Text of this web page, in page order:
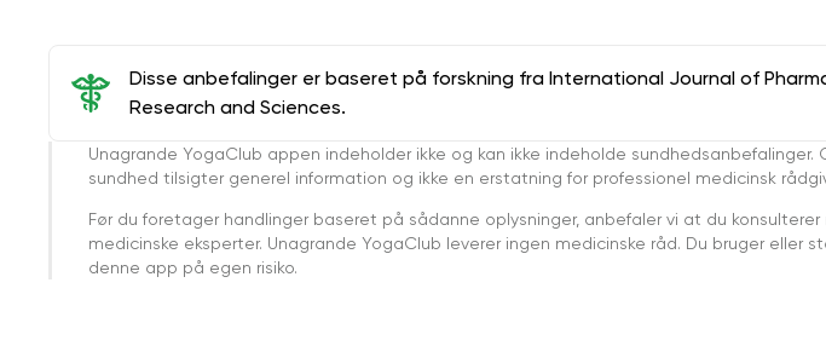
Disse anbefalinger er baseret på forskning fra International Journal of
Research and Sciences.
Unagrande YogaClub appen indeholder ikke og kan ikke indeholde sundhedsanbefalinger.
sundhed tilsigter generel information og ikke en erstatning for professionel medicinsk
Før du foretager handlinger baseret på sådanne oplysninger, anbefaler vi at du
medicinske eksperter. Unagrande YogaClub leverer ingen medicinske råd. Du bruger eller
denne app på egen risiko.